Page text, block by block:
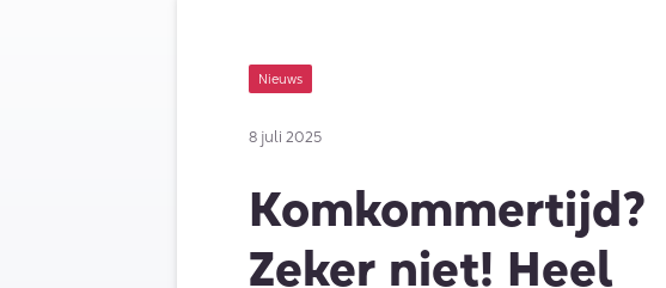
Nieuws
8 juli 2025
Komkommertijd?
Zeker niet! Heel